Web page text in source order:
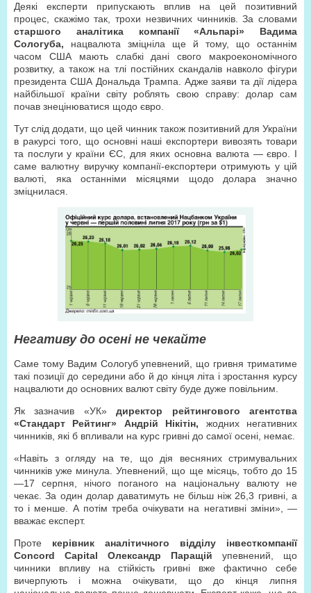
Деякі експерти припускають вплив на цей позитивний
процес, скажімо так, трохи незвичних чинників. За словами
старшого аналітика компанії «Альпарі» Вадима
Сологуба, нацвалюта зміцніла ще й тому, що останнім
часом США мають слабкі дані свого макроекономічного
розвитку, а також на тлі постійних скандалів навколо фігури
президента США Дональда Трампа. Адже заяви та дії лідера
найбільшої країни світу роблять свою справу: долар сам
почав знецінюватися щодо євро.
Тут слід додати, що цей чинник також позитивний для України
в ракурсі того, що основні наші експортери вивозять товари
та послуги у країни ЄС, для яких основна валюта — євро. І
саме валютну виручку компанії-експортери отримують у цій
валюті, яка останніми місяцями щодо долара значно
зміцнилася.
Негативу до осені не чекайте
Саме тому Вадим Сологуб упевнений, що гривня триматиме
такі позиції до середини або й до кінця літа і зростання курсу
нацвалюти до основних валют світу буде дуже повільним.
Як зазначив «УК»директор рейтингового агентства
«Стандарт Рейтинг» Андрій Нікітін, жодних негативних
чинників, які б впливали на курс гривні до самої осені, немає.
«Навіть з огляду на те, що дія весняних стримувальних
чинників уже минула. Упевнений, що ще місяць, тобто до 15
—17 серпня, нічого поганого на національну валюту не
чекає. За один долар даватимуть не більш ніж 26,3 гривні, а
то і менше. А потім треба очікувати на негативні зміни», —
вважає експерт.
Проте керівник аналітичного відділу інвесткомпанії
Concord Capital Олександр Паращій упевнений, що
чинники впливу на стійкість гривні вже фактично себе
вичерпують і можна очікувати, що до кінця липня